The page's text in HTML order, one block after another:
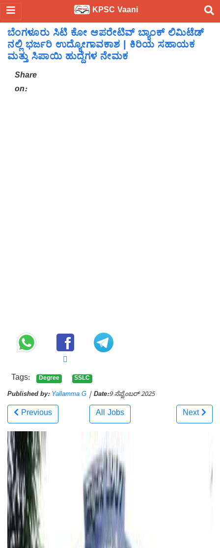
KPSC Vaani
ಬೆಂಗಳೂರು ಸಿಟಿ ಕೋ ಆಪರೇಟಿವ್ ಬ್ಯಾಂಕ್ ಲಿಮಿಟೆಡ್
ನಲ್ಲಿ ಭರ್ಜರಿ ಉದ್ಯೋಗಾವಕಾಶ | ಕಿರಿಯ ಸಹಾಯಕ
ಮತ್ತು ಸಿಪಾಯಿ ಹುದ್ದೆಗಳ ನೇಮಕ
Share
on:
Tags: Degree SSLC
Published by: Yallamma G | Date:9 ಸೆಪ್ಟೆಂಬರ್ 2025
Previous All Jobs Next